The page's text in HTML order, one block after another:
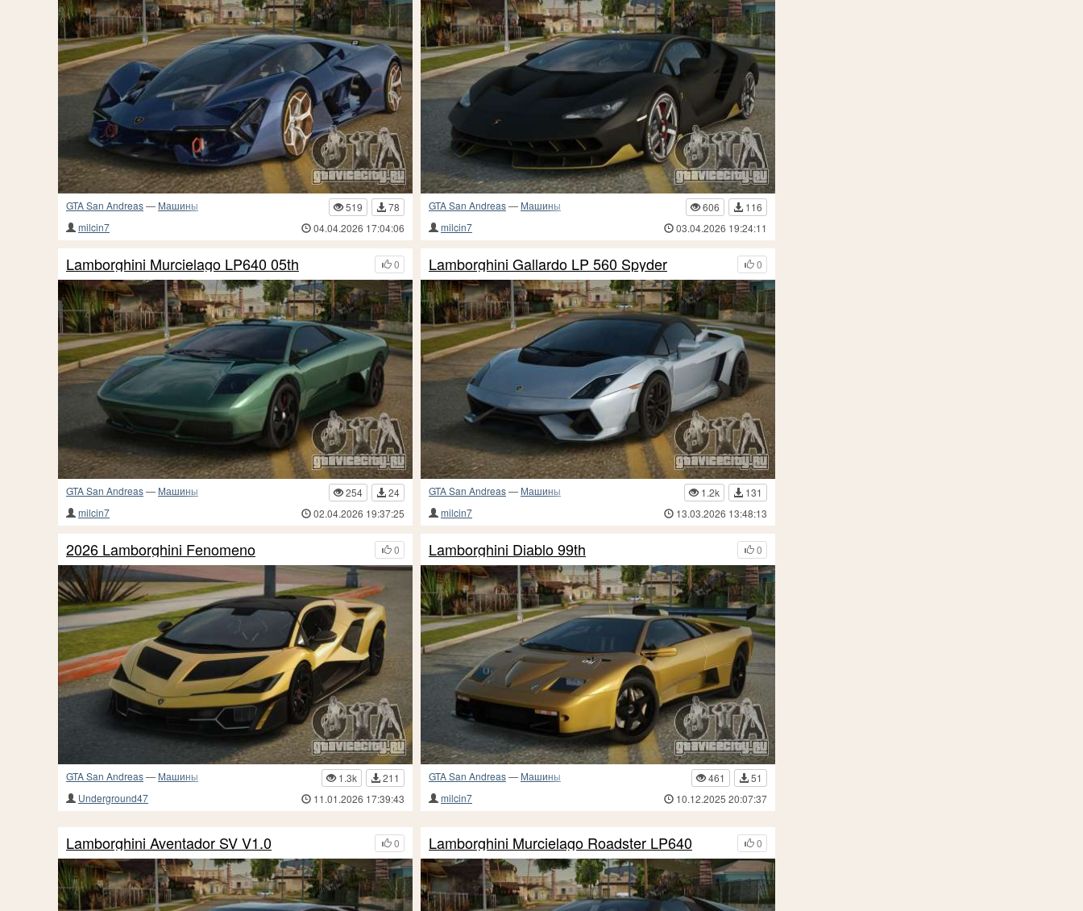
GTA San Andreas— Машины 519
78
milcin7
04.04.2026 17:04:06
GTA San Andreas— Машины 606
116
milcin7
03.04.2026 19:24:11
0
Lamborghini Murcielago LP640 05th
GTA San Andreas— Машины 254
24
milcin7
02.04.2026 19:37:25
0
Lamborghini Gallardo LP 560 Spyder
GTA San Andreas— Машины 1.2k
131
milcin7
13.03.2026 13:48:13
0
2026 Lamborghini Fenomeno
GTA San Andreas— Машины 1.3k
211
Underground47
11.01.2026 17:39:43
0
Lamborghini Diablo 99th
GTA San Andreas— Машины 461
51
milcin7
10.12.2025 20:07:37
0
Lamborghini Aventador SV V1.0 0
Lamborghini Murcielago Roadster LP640